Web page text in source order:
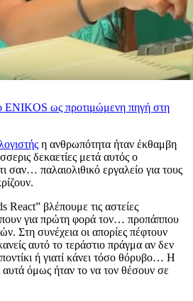
ENIKOS ως προτιμώμενη πηγή στη
η ανθρωπότητα ήταν έκθαμβη
δεκαετίες μετά αυτός ο
σαν… παλαιολιθικό εργαλείο για τους
React” βλέπουμε τις αστείες
για πρώτη φορά τον… προπάππου
Στη συνέχεια οι απορίες πέφτουν
αυτό το τεράστιο πράγμα αν δεν
ή γιατί κάνει τόσο θόρυβο… Η
όμως ήταν το να τον θέσουν σε